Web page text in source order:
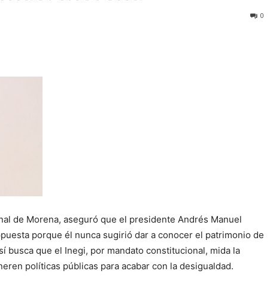
0
de Morena, aseguró que el presidente Andrés Manuel
porque él nunca sugirió dar a conocer el patrimonio de
busca que el Inegi, por mandato constitucional, mida la
políticas públicas para acabar con la desigualdad.